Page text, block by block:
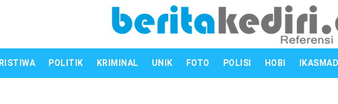
POLITIK KRIMINAL UNIK FOTO POLISI HOBI